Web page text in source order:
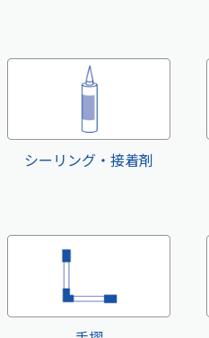
シーリング・接着剤